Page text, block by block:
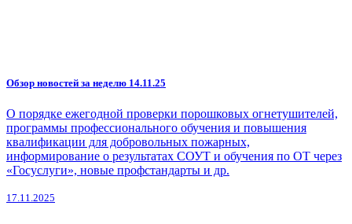
Обзор новостей за неделю 14.11.25
О порядке ежегодной проверки порошковых огнетушителей,
программы профессионального обучения и повышения
квалификации для добровольных пожарных,
информирование о результатах СОУТ и обучения по ОТ через
«Госуслуги», новые профстандарты и др.
17.11.2025